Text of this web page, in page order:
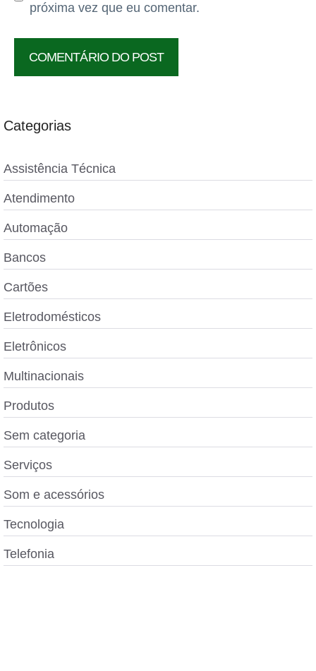
próxima vez que eu comentar.
Categorias
Assistência Técnica
Atendimento
Automação
Bancos
Cartões
Eletrodomésticos
Eletrônicos
Multinacionais
Produtos
Sem categoria
Serviços
Som e acessórios
Tecnologia
Telefonia